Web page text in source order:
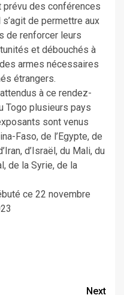
des conférences
de permettre aux
de renforcer leurs
et débouchés à
armes nécessaires
étrangers.
à ce rendez-
Togo plusieurs pays
sont venus
Faso, de l’Egypte, de
d’Israël, du Mali, du
de la Syrie, de la
ce 22 novembre
Next